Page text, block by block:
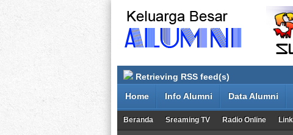
Retrieving RSS feed(s)
Home
Info Alumni Data Alumni
Beranda Sreaming TV Radio Online